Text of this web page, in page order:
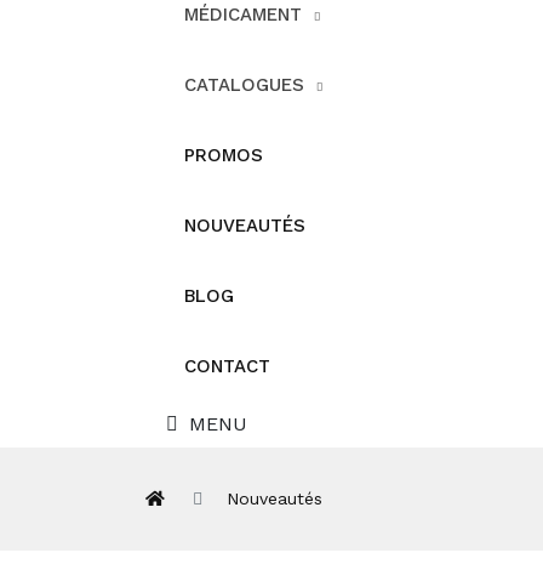
MÉDICAMENT
CATALOGUES
PROMOS
NOUVEAUTÉS
BLOG
CONTACT
MENU
Nouveautés